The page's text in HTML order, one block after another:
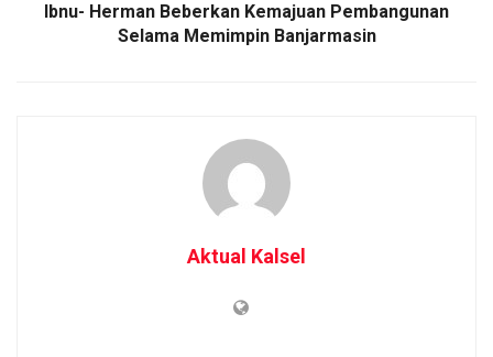
Ibnu- Herman Beberkan Kemajuan Pembangunan
Selama Memimpin Banjarmasin
Aktual Kalsel